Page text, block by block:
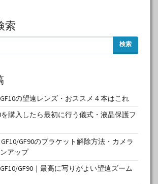
索
検索
の望遠レンズ・おススメ４本はこれ
を購入したら最初に行う儀式・液晶保護フ
GF90のブラケット解除方法・カメラ
アップ
GF90｜最高に写りがよい望遠ズーム